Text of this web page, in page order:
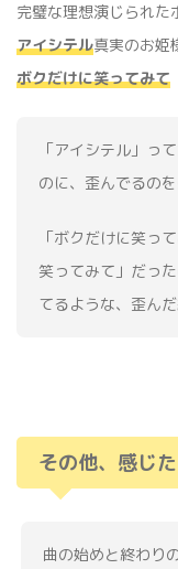
完璧な理想演じられた
アイシテル真実のお姫
ボクだけに笑ってみて
「アイシテル」っ
のに、歪んでるの
「ボクだけに笑っ
笑ってみて」だっ
てるような、歪ん
その他、感じ
曲の始めと終わり